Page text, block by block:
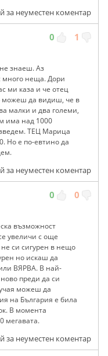
за неуместен коментар
0 1
знаеш. Аз
много неща. Дори
ми каза и че отец
можеш да видиш, че в
малки и два големи,
има над 1000
ТЕЦ Марица
Но е по-евтино да
за неуместен коментар
0 0
възможност
увеличи с още
си сигурен в нещо
но искаш да
ВЯРВА. В най-
преди да си
можеш да
на България е била
В момента
мегавата.
за неуместен коментар